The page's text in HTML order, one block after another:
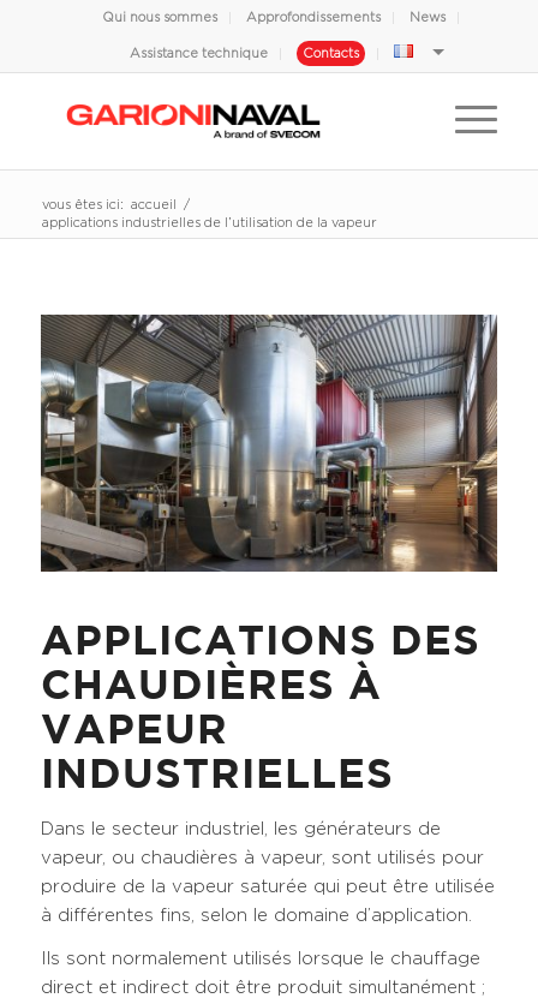
Qui nous sommes Approfondissements News
Assistance technique Contacts
vous êtes ici: accueil
/
applications industrielles de l’utilisation de la vapeur
APPLICATIONS DES
CHAUDIÈRES À
VAPEUR
INDUSTRIELLES
Dans le secteur industriel, les générateurs de
vapeur, ou chaudières à vapeur, sont utilisés pour
produire de la vapeur saturée qui peut être utilisée
à différentes fins, selon le domaine d’application.
Ils sont normalement utilisés lorsque le chauffage
direct et indirect doit être produit simultanément ;